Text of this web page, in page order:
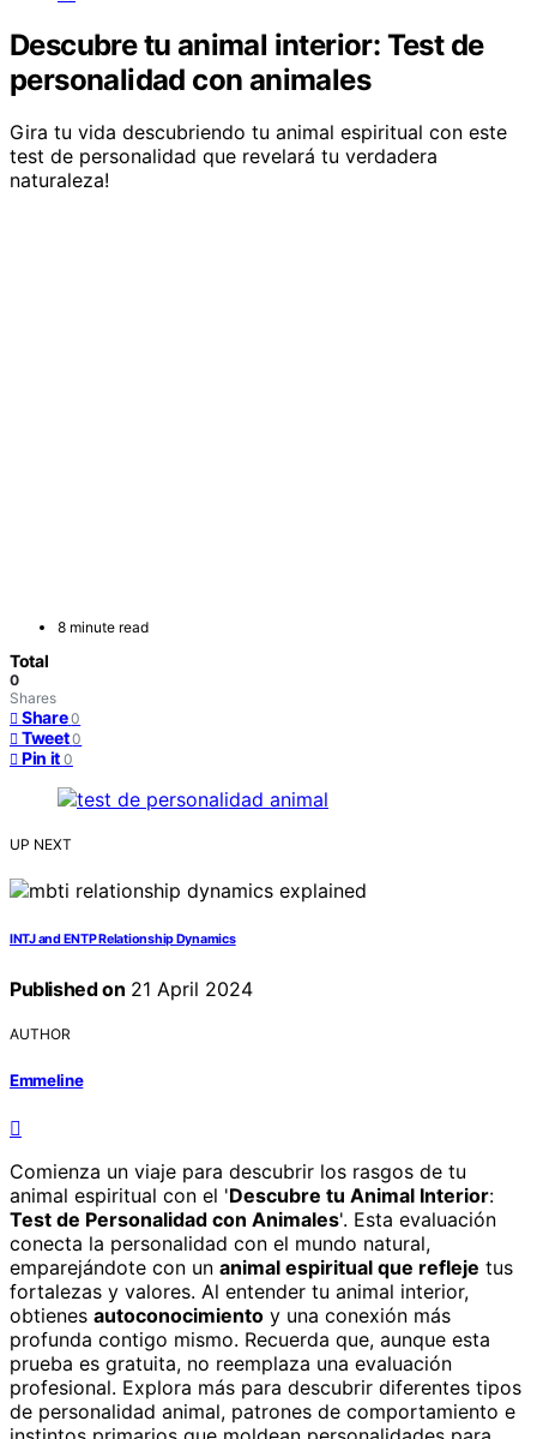
Descubre tu animal interior: Test de
personalidad con animales
Gira tu vida descubriendo tu animal espiritual con este
test de personalidad que revelará tu verdadera
naturaleza!
8 minute read
Total
0
Shares
Share 0
Tweet 0
Pin it 0
UP NEXT
INTJ and ENTP Relationship Dynamics
Published on 21 April 2024
AUTHOR
Emmeline
Comienza un viaje para descubrir los rasgos de tu
animal espiritual con el 'Descubre tu Animal Interior:
Test de Personalidad con Animales'. Esta evaluación
conecta la personalidad con el mundo natural,
emparejándote con un animal espiritual que refleje tus
fortalezas y valores. Al entender tu animal interior,
obtienes autoconocimiento y una conexión más
profunda contigo mismo. Recuerda que, aunque esta
prueba es gratuita, no reemplaza una evaluación
profesional. Explora más para descubrir diferentes tipos
de personalidad animal, patrones de comportamiento e